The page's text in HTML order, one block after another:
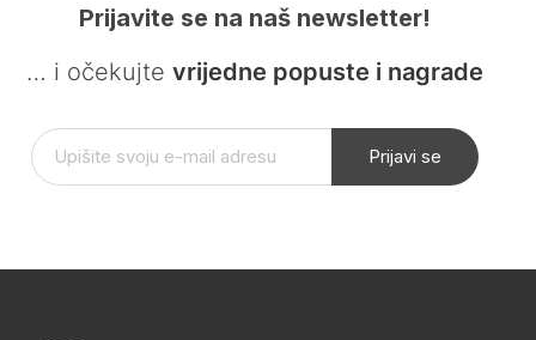
Prijavite se na naš newsletter!
… i očekujte vrijedne popuste i nagrade
Prijavi se